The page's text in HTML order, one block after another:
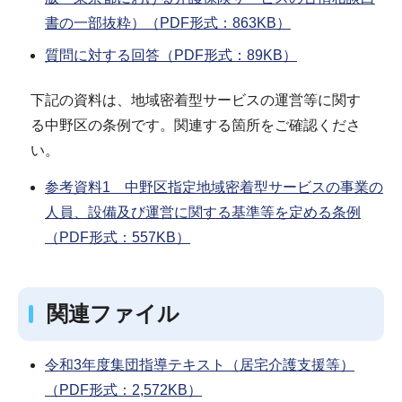
書の一部抜粋）（PDF形式：863KB）
質問に対する回答（PDF形式：89KB）
下記の資料は、地域密着型サービスの運営等に関す
る中野区の条例です。関連する箇所をご確認くださ
い。
参考資料1 中野区指定地域密着型サービスの事業の
人員、設備及び運営に関する基準等を定める条例
（PDF形式：557KB）
関連ファイル
令和3年度集団指導テキスト（居宅介護支援等）
（PDF形式：2,572KB）